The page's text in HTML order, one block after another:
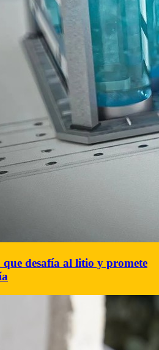
desafía al litio y promete